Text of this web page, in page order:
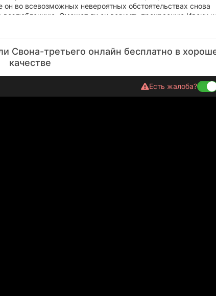
он во всевозможных невероятных обстоятельствах снова
возлюбленную. Сможет ли он вернуть прекрасную Ивону
Свона-третьего онлайн бесплатно в
качестве
Есть жалоба?